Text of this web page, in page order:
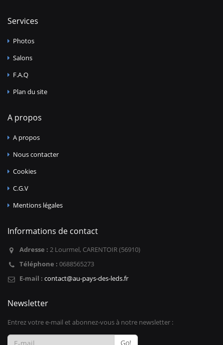
Services
Photos
Salons
F.A.Q
Plan du site
A propos
A propos
Nous contacter
Cookies
C.G.V
Mentions légales
Informations de contact
Adresse : 2 Lourmel, CARENTOIR (56910)
Téléphone : 0688565273
E-mail : contact@au-pays-des-leds.fr
Newsletter
Entrez votre e-mail et abonnez-vous à notre newsletter :
Go!